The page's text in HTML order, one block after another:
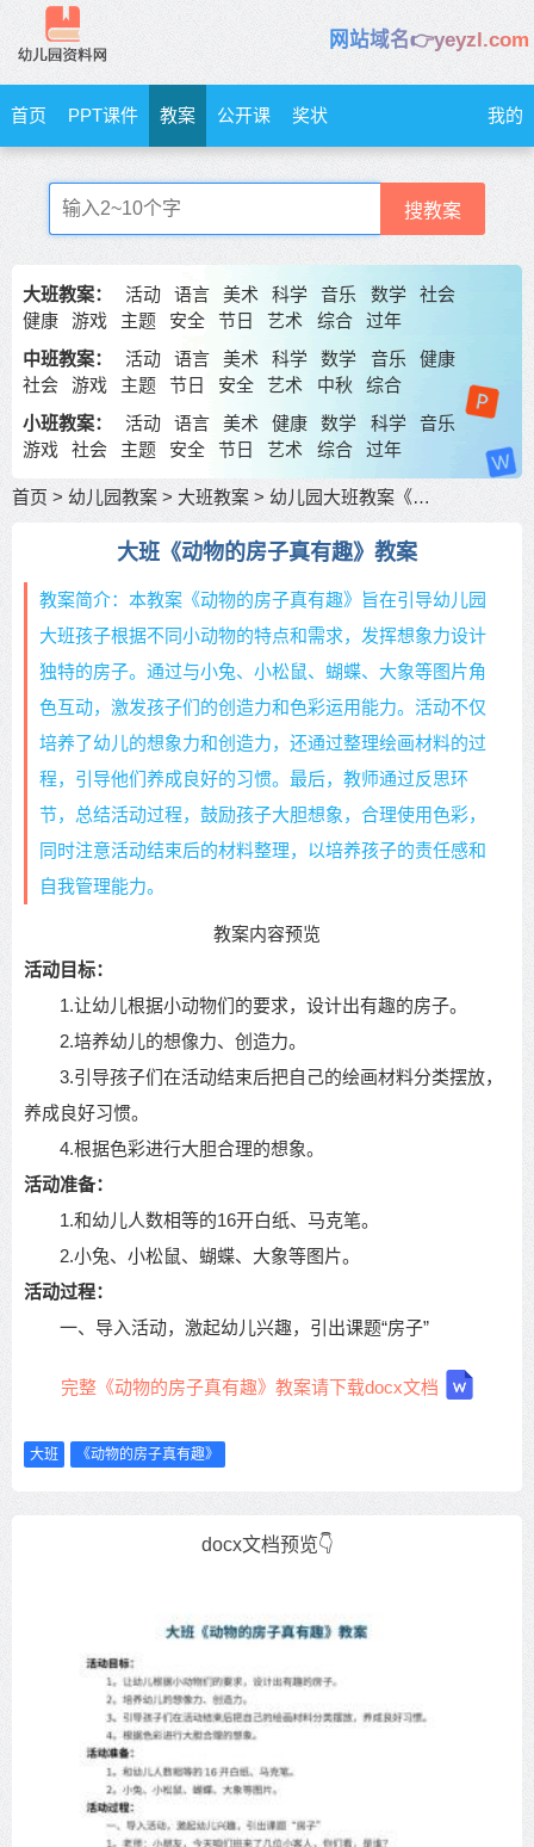
网站域名👉yeyzl.com
首页 PPT课件 教案 公开课 奖状 我的
搜教案
大班教案： 活动 语言 美术 科学 音乐 数学
社会
健康
游戏 主题 安全 节日 艺术 综合
过年
中班教案：
活动 语言 美术 科学 数学 音乐
健康
社会
游戏 主题 节日 安全 艺术 中秋
综合
小班教案：
活动 语言 美术 健康 数学 科学
音乐
游戏
社会 主题 安全 节日 艺术 综合 过年
首页 > 幼儿园教案 > 大班教案 > 幼儿园大班教案《动物的房子真有趣》 包含反思
大班《动物的房子真有趣》教案
教案简介：本教案《动物的房子真有趣》旨在引导幼儿园
大班孩子根据不同小动物的特点和需求，发挥想象力设计
独特的房子。通过与小兔、小松鼠、蝴蝶、大象等图片角
色互动，激发孩子们的创造力和色彩运用能力。活动不仅
培养了幼儿的想象力和创造力，还通过整理绘画材料的过
程，引导他们养成良好的习惯。最后，教师通过反思环
节，总结活动过程，鼓励孩子大胆想象，合理使用色彩，
同时注意活动结束后的材料整理，以培养孩子的责任感和
自我管理能力。
教案内容预览
活动目标：
1.让幼儿根据小动物们的要求，设计出有趣的房子。
2.培养幼儿的想像力、创造力。
3.引导孩子们在活动结束后把自己的绘画材料分类摆放，
养成良好习惯。
4.根据色彩进行大胆合理的想象。
活动准备：
1.和幼儿人数相等的16开白纸、马克笔。
2.小兔、小松鼠、蝴蝶、大象等图片。
活动过程：
一、导入活动，激起幼儿兴趣，引出课题“房子”
完整《动物的房子真有趣》教案请下载docx文档
大班 《动物的房子真有趣》
docx文档预览👇